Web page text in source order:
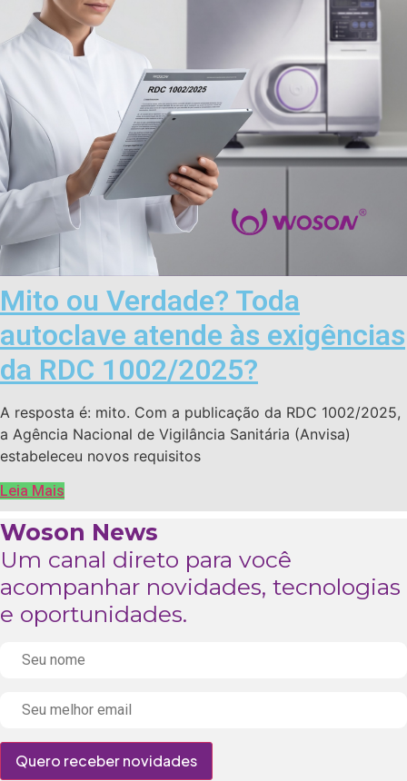
Mito ou Verdade? Toda
autoclave atende às exigências
da RDC 1002/2025?
A resposta é: mito. Com a publicação da RDC 1002/2025,
a Agência Nacional de Vigilância Sanitária (Anvisa)
estabeleceu novos requisitos
Leia Mais
Woson News
Um canal direto para você
acompanhar novidades, tecnologias
e oportunidades.
Quero receber novidades